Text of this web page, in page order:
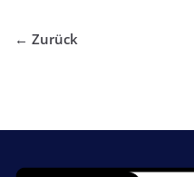
← Zurück